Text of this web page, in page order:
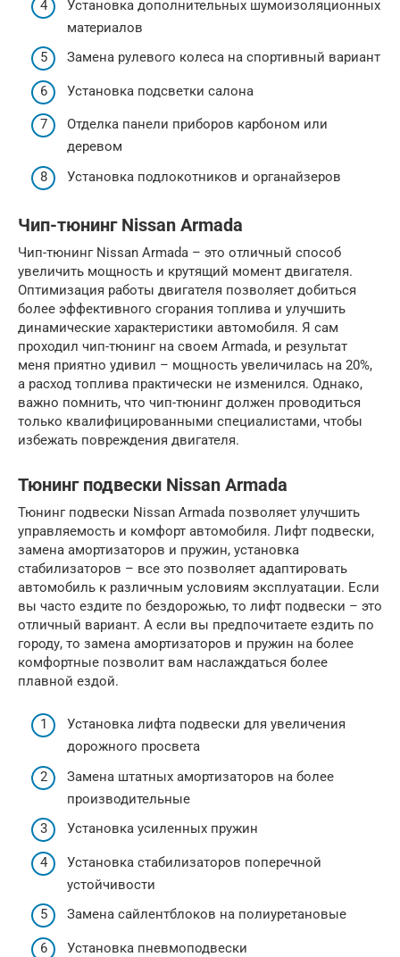
Установка дополнительных шумоизоляционных
материалов
Замена рулевого колеса на спортивный вариант
Установка подсветки салона
Отделка панели приборов карбоном или
деревом
Установка подлокотников и органайзеров
Чип-тюнинг Nissan Armada
Чип-тюнинг Nissan Armada – это отличный способ
увеличить мощность и крутящий момент двигателя.
Оптимизация работы двигателя позволяет добиться
более эффективного сгорания топлива и улучшить
динамические характеристики автомобиля. Я сам
проходил чип-тюнинг на своем Armada, и результат
меня приятно удивил – мощность увеличилась на 20%,
а расход топлива практически не изменился. Однако,
важно помнить, что чип-тюнинг должен проводиться
только квалифицированными специалистами, чтобы
избежать повреждения двигателя.
Тюнинг подвески Nissan Armada
Тюнинг подвески Nissan Armada позволяет улучшить
управляемость и комфорт автомобиля. Лифт подвески,
замена амортизаторов и пружин, установка
стабилизаторов – все это позволяет адаптировать
автомобиль к различным условиям эксплуатации. Если
вы часто ездите по бездорожью, то лифт подвески – это
отличный вариант. А если вы предпочитаете ездить по
городу, то замена амортизаторов и пружин на более
комфортные позволит вам наслаждаться более
плавной ездой.
Установка лифта подвески для увеличения
дорожного просвета
Замена штатных амортизаторов на более
производительные
Установка усиленных пружин
Установка стабилизаторов поперечной
устойчивости
Замена сайлентблоков на полиуретановые
Установка пневмоподвески